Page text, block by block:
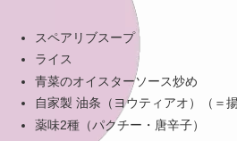
スペアリブスープ
ライス
青菜のオイスターソース炒め
自家製 油条（ヨウティアオ）（＝揚
薬味2種（パクチー・唐辛子）